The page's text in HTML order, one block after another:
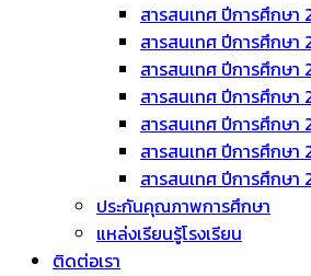
สารสนเทศ ปีการศึกษา
สารสนเทศ ปีการศึกษา
สารสนเทศ ปีการศึกษา
สารสนเทศ ปีการศึกษา
สารสนเทศ ปีการศึกษา
สารสนเทศ ปีการศึกษา
สารสนเทศ ปีการศึกษา
ประกันคุณภาพการศึกษา
แหล่งเรียนรู้โรงเรียน
ติดต่อเรา